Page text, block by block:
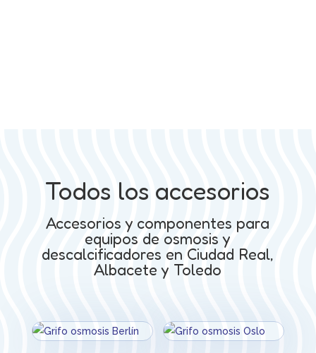
Todos los accesorios
Accesorios y componentes para
equipos de osmosis y
descalcificadores en Ciudad Real,
Albacete y Toledo